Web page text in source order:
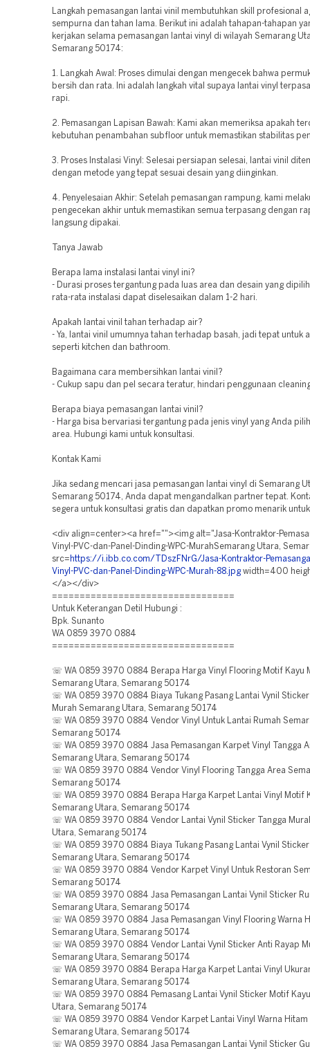
Langkah pemasangan lantai vinil membutuhkan skill profesional
sempurna dan tahan lama. Berikut ini adalah tahapan-tahapan
kerjakan selama pemasangan lantai vinyl di wilayah Semarang
Semarang 50174:
1. Langkah Awal: Proses dimulai dengan mengecek bahwa
bersih dan rata. Ini adalah langkah vital supaya lantai vinyl
rapi.
2. Pemasangan Lapisan Bawah: Kami akan memeriksa apakah
kebutuhan penambahan subfloor untuk memastikan stabilitas
3. Proses Instalasi Vinyl: Selesai persiapan selesai, lantai vinil
dengan metode yang tepat sesuai desain yang diinginkan.
4. Penyelesaian Akhir: Setelah pemasangan rampung, kami
pengecekan akhir untuk memastikan semua terpasang dengan
langsung dipakai.
Tanya Jawab
Berapa lama instalasi lantai vinyl ini?
- Durasi proses tergantung pada luas area dan desain yang
rata-rata instalasi dapat diselesaikan dalam 1-2 hari.
Apakah lantai vinil tahan terhadap air?
- Ya, lantai vinil umumnya tahan terhadap basah, jadi tepat untuk
seperti kitchen dan bathroom.
Bagaimana cara membersihkan lantai vinil?
- Cukup sapu dan pel secara teratur, hindari penggunaan
Berapa biaya pemasangan lantai vinil?
- Harga bisa bervariasi tergantung pada jenis vinyl yang Anda
area. Hubungi kami untuk konsultasi.
Kontak Kami
Jika sedang mencari jasa pemasangan lantai vinyl di Semarang
Semarang 50174, Anda dapat mengandalkan partner tepat.
segera untuk konsultasi gratis dan dapatkan promo menarik
<div align=center><a href=""><img alt="Jasa-Kontraktor-
Vinyl-PVC-dan-Panel-Dinding-WPC-MurahSemarang Utara,
src= https://i.ibb.co.com/TDszFNrG/Jasa-Kontraktor-
Vinyl-PVC-dan-Panel-Dinding-WPC-Murah-88.jpgwidth=400
</a></div>
=================================
Untuk Keterangan Detil Hubungi :
Bpk. Sunanto
WA 0859 3970 0884
=================================
☏ WA 0859 3970 0884 Berapa Harga Vinyl Flooring Motif Kayu
Semarang Utara, Semarang 50174
☏ WA 0859 3970 0884 Biaya Tukang Pasang Lantai Vynil Sticker
Murah Semarang Utara, Semarang 50174
☏ WA 0859 3970 0884 Vendor Vinyl Untuk Lantai Rumah
Semarang 50174
☏ WA 0859 3970 0884 Jasa Pemasangan Karpet Vinyl Tangga
Semarang Utara, Semarang 50174
☏ WA 0859 3970 0884 Vendor Vinyl Flooring Tangga Area
Semarang 50174
☏ WA 0859 3970 0884 Berapa Harga Karpet Lantai Vinyl Motif
Semarang Utara, Semarang 50174
☏ WA 0859 3970 0884 Vendor Lantai Vynil Sticker Tangga
Utara, Semarang 50174
☏ WA 0859 3970 0884 Biaya Tukang Pasang Lantai Vynil
Semarang Utara, Semarang 50174
☏ WA 0859 3970 0884 Vendor Karpet Vinyl Untuk Restoran
Semarang 50174
☏ WA 0859 3970 0884 Jasa Pemasangan Lantai Vynil Sticker
Semarang Utara, Semarang 50174
☏ WA 0859 3970 0884 Jasa Pemasangan Vinyl Flooring Warna
Semarang Utara, Semarang 50174
☏ WA 0859 3970 0884 Vendor Lantai Vynil Sticker Anti Rayap
Semarang Utara, Semarang 50174
☏ WA 0859 3970 0884 Berapa Harga Karpet Lantai Vinyl
Semarang Utara, Semarang 50174
☏ WA 0859 3970 0884 Pemasang Lantai Vynil Sticker Motif
Utara, Semarang 50174
☏ WA 0859 3970 0884 Vendor Karpet Lantai Vinyl Warna Hitam
Semarang Utara, Semarang 50174
☏ WA 0859 3970 0884 Jasa Pemasangan Lantai Vynil Sticker